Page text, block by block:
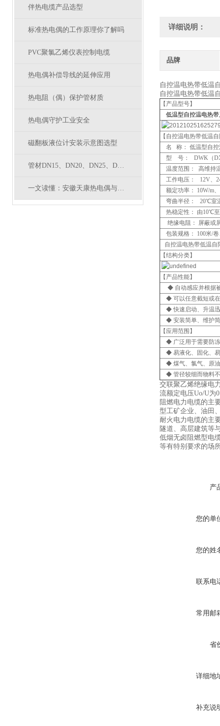
伴热电缆产品选型
标准热电偶的工作原理你了解吗
PVC聚氯乙烯仪表控制电缆
热电偶补偿导线的延伸应用
热电阻（偶）保护管材质
热电偶守护工业安全
磁翻板液位计安装示意图选型
管材DN15、DN20、DN25、DN32、DN40、DN50对应外径
一文读懂：安徽天康热电偶与安徽天康热电阻的核心区别
详细说明：
品牌
自控温电热带低温
自控温电热带低温
【产品型号】
低温型自控温电热
【自控温电热带低温
名 称： 低温型自控
型 号： DWK（
温度范围： 高维持
工作电压： 12V、
额定功率： 10W/m
弯曲半径： 20℃室
热稳定性： 由10℃
绝缘电阻： 屏蔽或
包装规格： 100米/
自控温电热带低温自
【结构分类】
【产品性能】
◆ 自动感应并根据
◆ 可以任意截短或
◆ 快速启动、升温
◆ 安装简单、维护
【应用范围】
◆ 广泛用于需要防
◆ 易液化、固化、
◆ 煤气、氯气、原
◆ 管径较细而物料
交联聚乙烯绝缘电
流额定电压Uo/U为
阻燃电力电缆的主
型工矿企业、油田
耐火电力电缆的主
隧道、高层建筑等
低烟无卤阻燃型电
等有特别要求的场
产
您的单
您的姓
联系电
常用邮
省
详细地
补充说